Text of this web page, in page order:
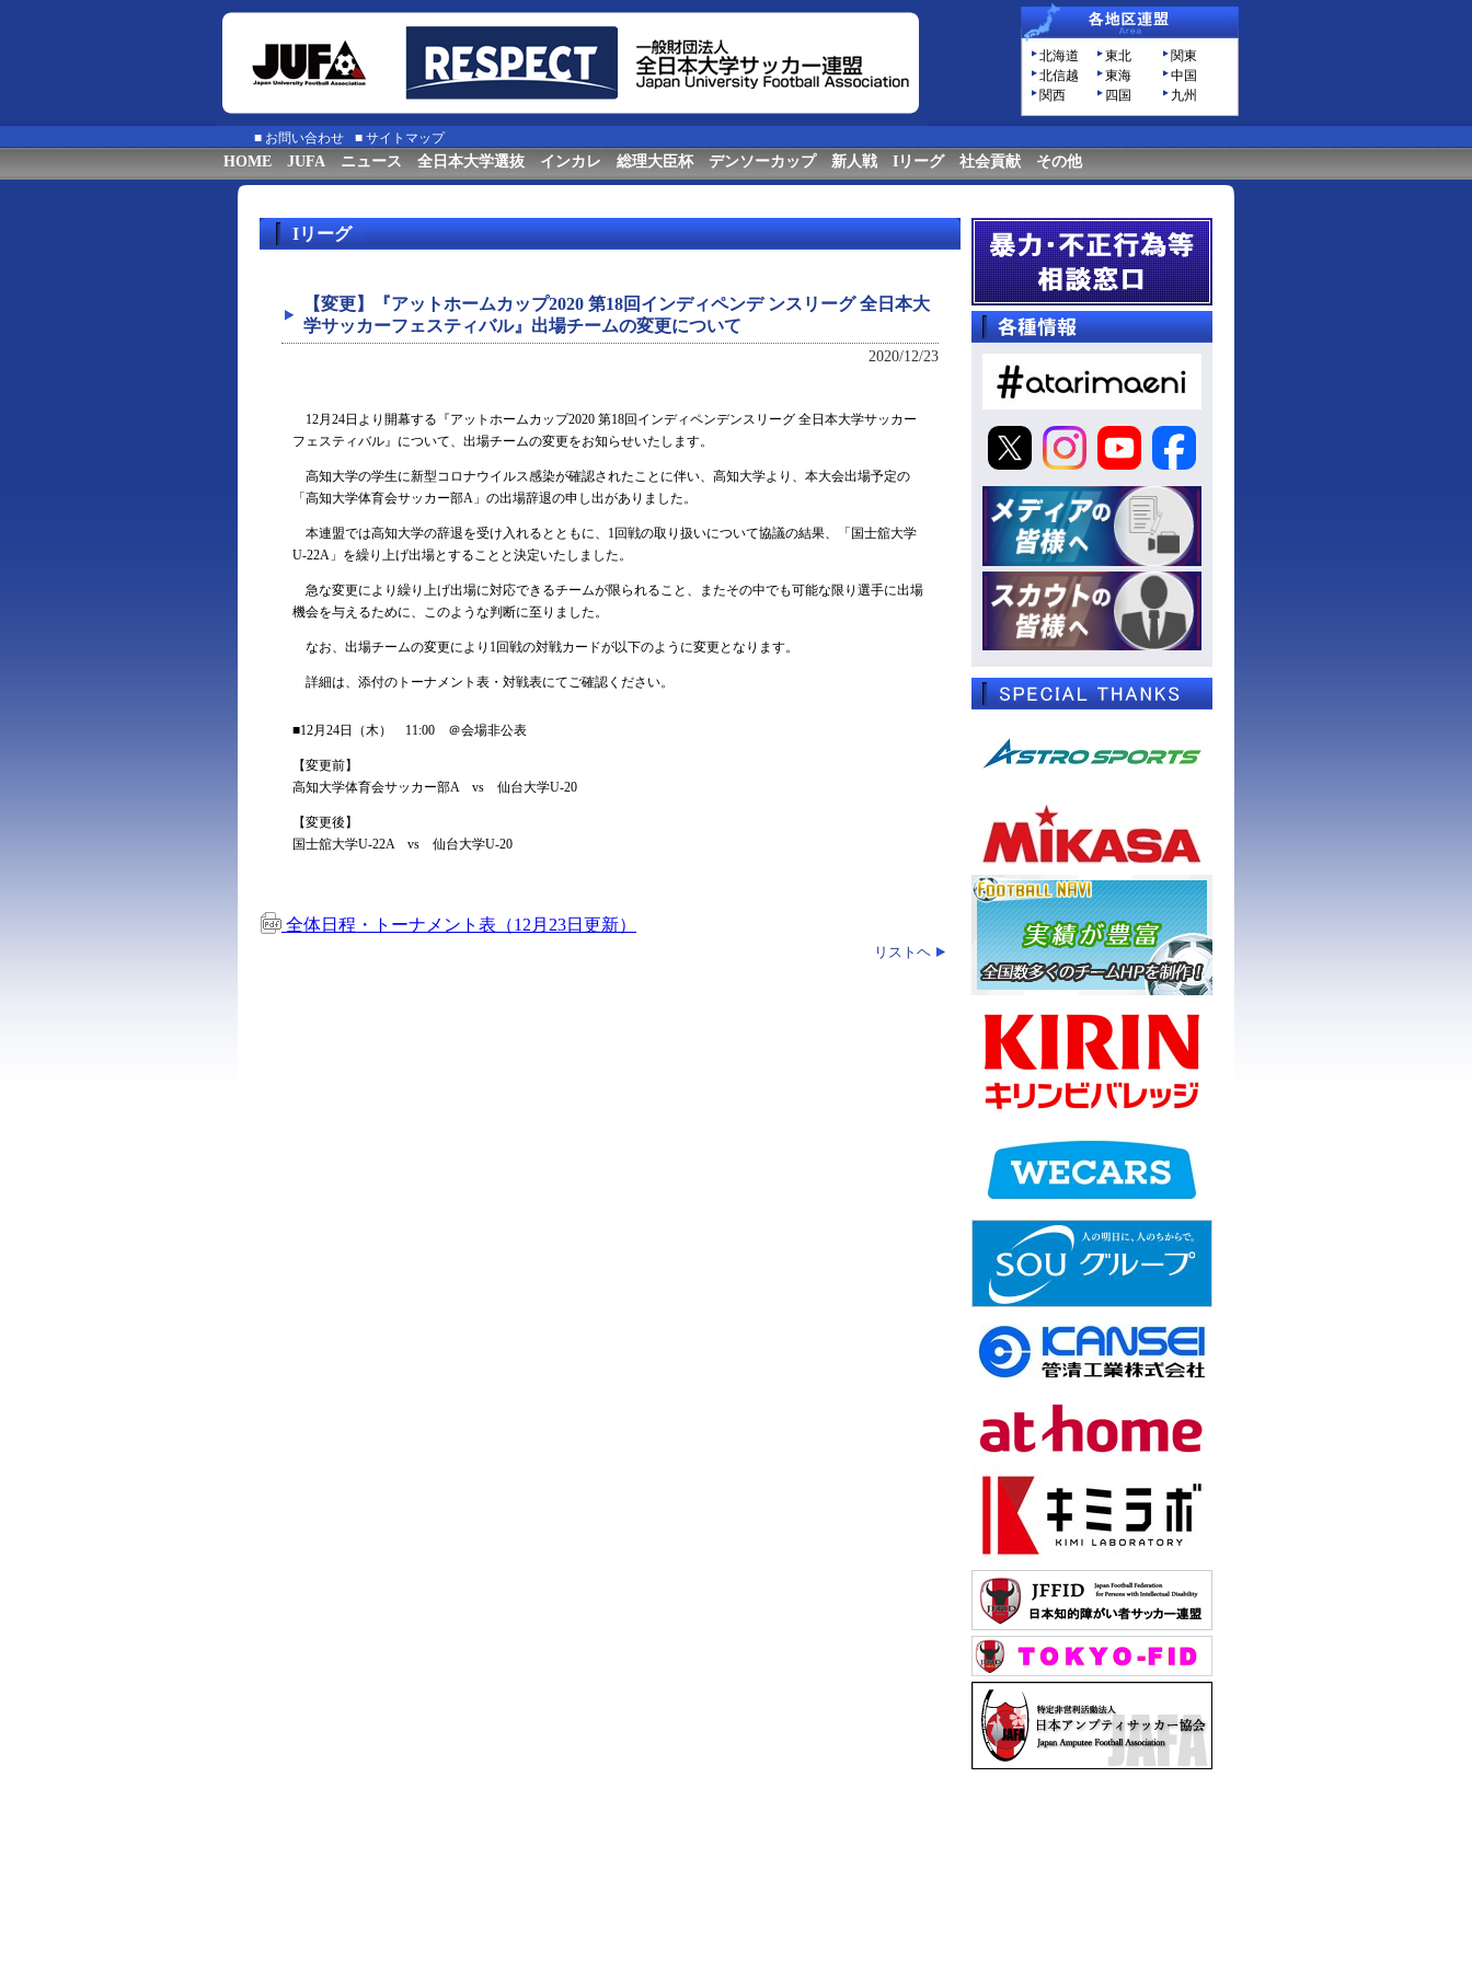
北海道 東北
関東
北信越
東海
中国
関西
四国 九州
■ お問い合わせ ■ サイトマップ
HOME JUFA ニュース 全日本大学選抜 インカレ 総理大臣杯 デンソーカップ 新人戦 Iリーグ 社会貢献 その他
Iリーグ
【変更】『アットホームカップ2020 第18回インディペンデ ンスリーグ 全日本大
学サッカーフェスティバル』出場チームの変更について
2020/12/23
12月24日より開幕する『アットホームカップ2020 第18回インディペンデンスリーグ 全日本大学サッカー
フェスティバル』について、出場チームの変更をお知らせいたします。
高知大学の学生に新型コロナウイルス感染が確認されたことに伴い、高知大学より、本大会出場予定の
「高知大学体育会サッカー部A」の出場辞退の申し出がありました。
本連盟では高知大学の辞退を受け入れるとともに、1回戦の取り扱いについて協議の結果、「国士舘大学
U-22A」を繰り上げ出場とすることと決定いたしました。
急な変更により繰り上げ出場に対応できるチームが限られること、またその中でも可能な限り選手に出場
機会を与えるために、このような判断に至りました。
なお、出場チームの変更により1回戦の対戦カードが以下のように変更となります。
詳細は、添付のトーナメント表・対戦表にてご確認ください。
■12月24日（木） 11:00 ＠会場非公表
【変更前】
高知大学体育会サッカー部A vs 仙台大学U-20
【変更後】
国士舘大学U-22A vs 仙台大学U-20
全体日程・トーナメント表（12月23日更新）
リストヘ